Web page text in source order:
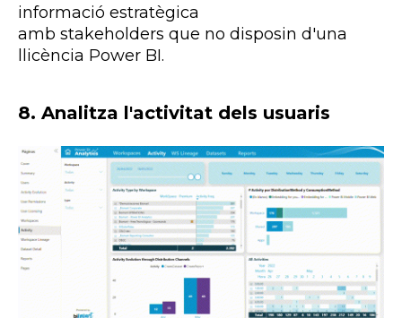
informació estratègica
amb stakeholders que no disposin d'una
llicència Power BI.
8. Analitza l'activitat dels usuaris